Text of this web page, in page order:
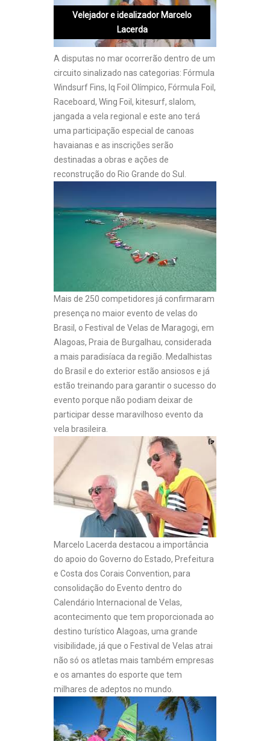
Velejador e idealizador Marcelo
Lacerda
A disputas no mar ocorrerão dentro de um
circuito sinalizado nas categorias: Fórmula
Windsurf Fins, Iq Foil Olímpico, Fórmula Foil,
Raceboard, Wing Foil, kitesurf, slalom,
jangada a vela regional e este ano terá
uma participação especial de canoas
havaianas e as inscrições serão
destinadas a obras e ações de
reconstrução do Rio Grande do Sul.
Mais de 250 competidores já confirmaram
presença no maior evento de velas do
Brasil, o Festival de Velas de Maragogi, em
Alagoas, Praia de Burgalhau, considerada
a mais paradisíaca da região. Medalhistas
do Brasil e do exterior estão ansiosos e já
estão treinando para garantir o sucesso do
evento porque não podiam deixar de
participar desse maravilhoso evento da
vela brasileira.
Marcelo Lacerda destacou a importância
do apoio do Governo do Estado, Prefeitura
e Costa dos Corais Convention, para
consolidação do Evento dentro do
Calendário Internacional de Velas,
acontecimento que tem proporcionada ao
destino turístico Alagoas, uma grande
visibilidade, já que o Festival de Velas atrai
não só os atletas mais também empresas
e os amantes do esporte que tem
milhares de adeptos no mundo.